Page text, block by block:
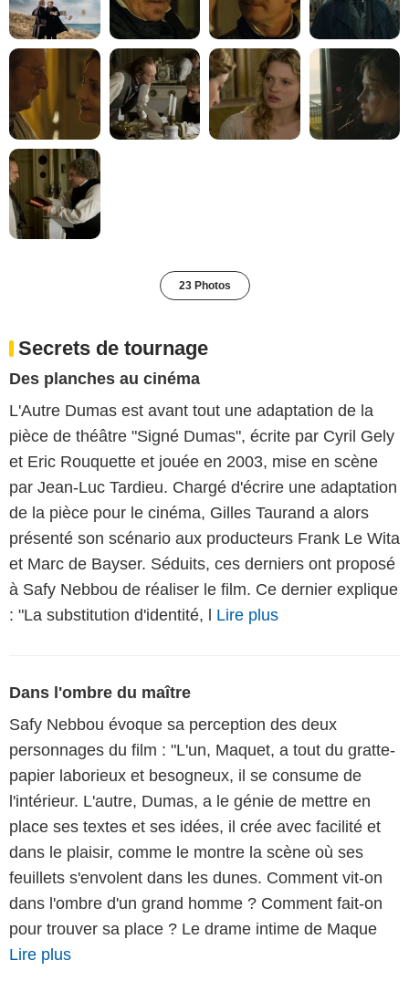
23 Photos
Secrets de tournage
Des planches au cinéma
L'Autre Dumas est avant tout une adaptation de la
pièce de théâtre "Signé Dumas", écrite par Cyril Gely
et Eric Rouquette et jouée en 2003, mise en scène
par Jean-Luc Tardieu. Chargé d'écrire une adaptation
de la pièce pour le cinéma, Gilles Taurand a alors
présenté son scénario aux producteurs Frank Le Wita
et Marc de Bayser. Séduits, ces derniers ont proposé
à Safy Nebbou de réaliser le film. Ce dernier explique
: "La substitution d'identité, l Lire plus
Dans l'ombre du maître
Safy Nebbou évoque sa perception des deux
personnages du film : "L'un, Maquet, a tout du gratte-
papier laborieux et besogneux, il se consume de
l'intérieur. L'autre, Dumas, a le génie de mettre en
place ses textes et ses idées, il crée avec facilité et
dans le plaisir, comme le montre la scène où ses
feuillets s'envolent dans les dunes. Comment vit-on
dans l'ombre d'un grand homme ? Comment fait-on
pour trouver sa place ? Le drame intime de Maque
Lire plus